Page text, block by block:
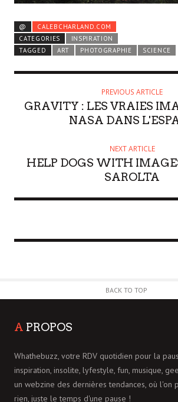
@
CALEBCHARLAND.COM
CATEGORIES
INSPIRATION
TAGGED
ART PHOTOGRAPHIE SCIENCE
PREVIOUS ARTICLE
GRAVITY : LES VRAIES
NASA DANS
NEXT ARTICLE
HELP DOGS WITH
SAROLTA
BACK TO TOP
A PROPOS
Whathebuzz, votre RDV quotidien pour la
inspiration, insolite, lyfestyle, fun, musique,
un webzine des dernières tendances, où l'on
rien, juste le temps d'une pause !